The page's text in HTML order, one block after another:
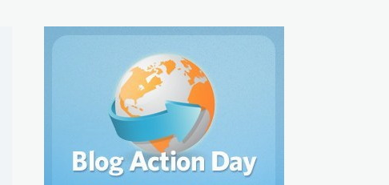
blogactionday09